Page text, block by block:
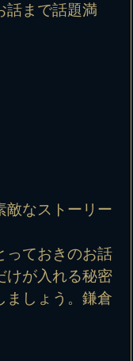
話まで話題満
敵なストーリー
っておきのお話
けが入れる秘密
ましょう。鎌倉